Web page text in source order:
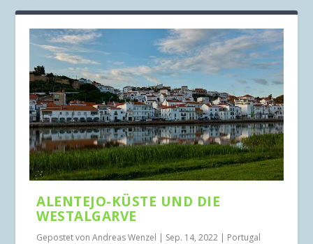
ALENTEJO-KÜSTE UND DIE
WESTALGARVE
Gepostet vonAndreas Wenzel | Sep. 14, 2022 | Portugal